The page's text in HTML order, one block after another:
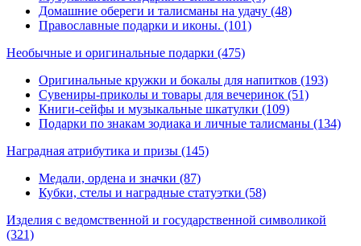
Домашние обереги и талисманы на удачу (48)
Православные подарки и иконы. (101)
Необычные и оригинальные подарки (475)
Оригинальные кружки и бокалы для напитков (193)
Сувениры-приколы и товары для вечеринок (51)
Книги-сейфы и музыкальные шкатулки (109)
Подарки по знакам зодиака и личные талисманы (134)
Наградная атрибутика и призы (145)
Медали, ордена и значки (87)
Кубки, стелы и наградные статуэтки (58)
Изделия с ведомственной и государственной символикой
(321)